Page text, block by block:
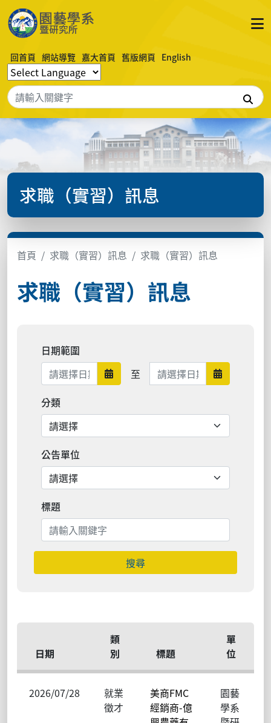
回首頁 網站導覽 嘉大首頁 舊版網頁 English
搜尋
求職（實習）訊息
首頁 求職（實習）訊息 求職（實習）訊息
求職（實習）訊息
日期範圍
日期範圍開始
至 日期範圍結束 日期範圍
分類
公告單位
標題
搜尋
日期
類
別
標題
單
位
2026/07/28
就業
徵才
美商FMC
經銷商-億
園藝
學系